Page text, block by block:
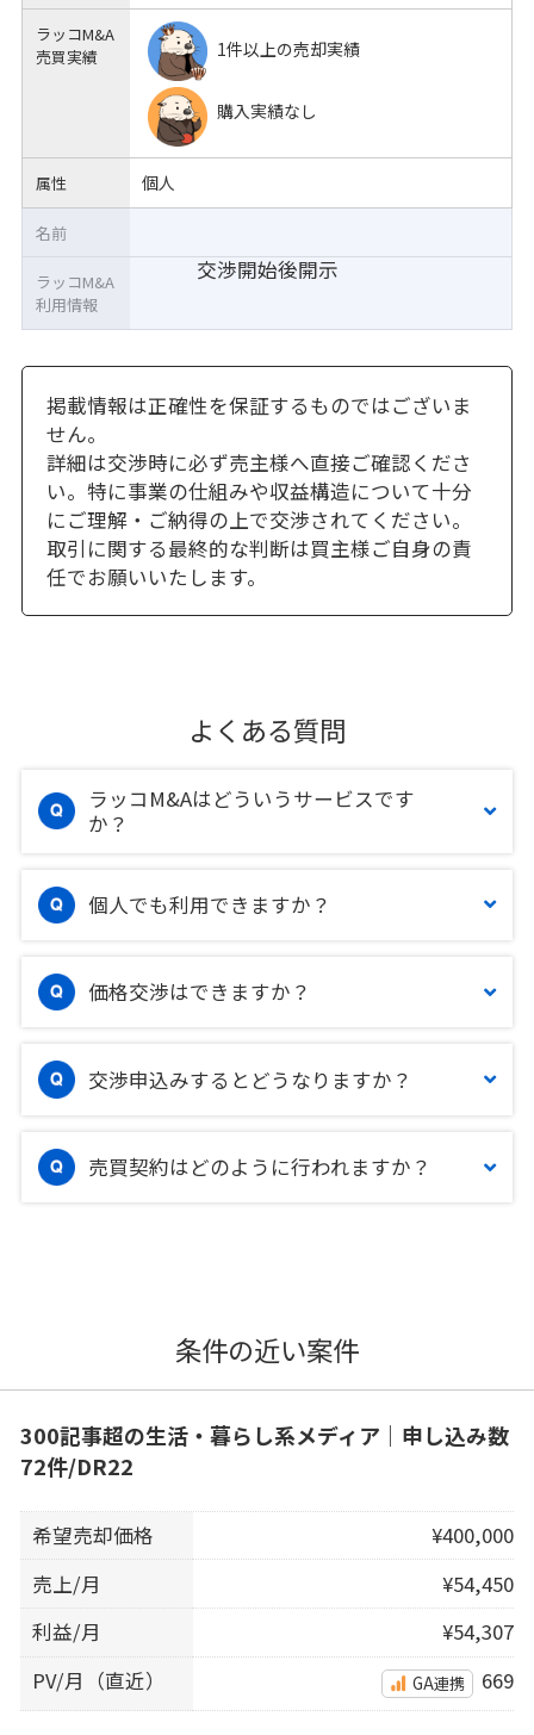
ラッコM&A
売買実績
1件以上の売却実績
購入実績なし
属性 個人
交渉開始後開示
名前
ラッコM&A
利用情報
掲載情報は正確性を保証するものではございま
せん。
詳細は交渉時に必ず売主様へ直接ご確認くださ
い。特に事業の仕組みや収益構造について十分
にご理解・ご納得の上で交渉されてください。
取引に関する最終的な判断は買主様ご自身の責
任でお願いいたします。
よくある質問
ラッコM&Aはどういうサービスです
か？
個人でも利用できますか？
価格交渉はできますか？
交渉申込みするとどうなりますか？
売買契約はどのように行われますか？
条件の近い案件
300記事超の生活・暮らし系メディア｜申し込み数
72件/DR22
希望売却価格
¥400,000
売上/月
¥54,450
利益/月
¥54,307
PV/月（直近）
GA連携 669